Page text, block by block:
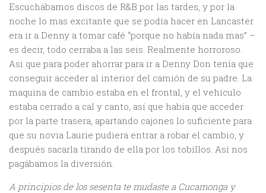
Escuchábamos discos de R&B por las tardes, y por la
noche lo mas excitante que se podía hacer en Lancaster
era ir a Denny a tomar café “porque no había nada mas” –
es decir, todo cerraba a las seis. Realmente horroroso.
Asi que para poder ahorrar para ir a Denny Don tenía que
conseguir acceder al interior del camión de su padre. La
maquina de cambio estaba en el frontal, y el vehículo
estaba cerrado a cal y canto, así que había que acceder
por la parte trasera, apartando cajones lo suficiente para
que su novia Laurie pudiera entrar a robar el cambio, y
después sacarla tirando de ella por los tobillos. Así nos
pagábamos la diversión.
A principios de los sesenta te mudaste a Cucamonga y